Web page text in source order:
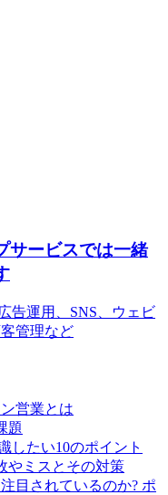
サービスでは一緒
告運用、SNS、ウェビ
管理など
営業とは
題
したい10のポイント
やミスとその対策
目されているのか? ポ